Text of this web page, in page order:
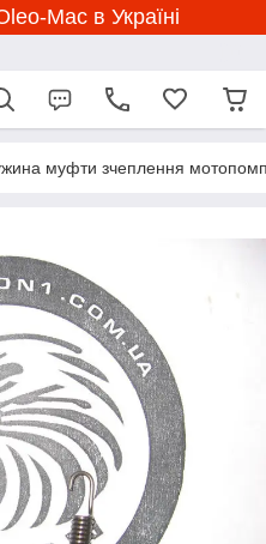
Mac в Україні
муфти зчеплення